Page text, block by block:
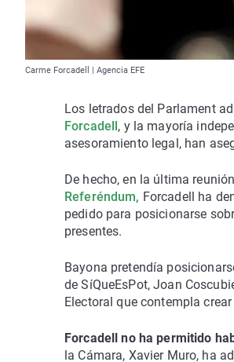
Carme Forcadell | Agencia EFE
Los letrados del Parlament
Forcadell , y la mayoría
asesoramiento legal, han
De hecho, en la última
Referéndum, Forcadell ha
pedido para posicionarse
presentes.
Bayona pretendía
de SíQueEsPot, Joan
Electoral que contempla
Forcadell no ha permitido
la Cámara, Xavier Muro, ha